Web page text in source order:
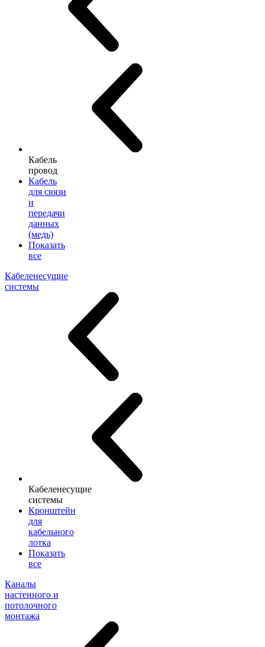
Кабель
провод
Кабель
для связи
и
передачи
данных
(медь)
Показать
все
Кабеленесущие
системы
Кабеленесущие
системы
Кронштейн
для
кабельного
лотка
Показать
все
Каналы
настенного и
потолочного
монтажа